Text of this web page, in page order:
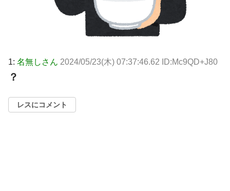
1: 名無しさん 2024/05/23(木) 07:37:46.62 ID:Mc9QD+J80
？
レスにコメント